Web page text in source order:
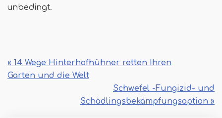
unbedingt.
« 14 Wege Hinterhofhühner retten Ihren
Garten und die Welt
Schwefel -Fungizid- und
Schädlingsbekämpfungsoption »